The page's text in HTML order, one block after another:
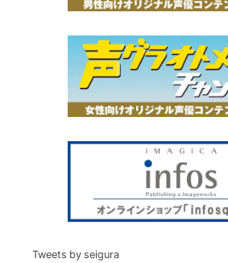
Tweets by seigura